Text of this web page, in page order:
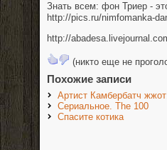
Знать всем: фон Триер -
http://pics.ru/nimfomanka-
http://
(никто еще не
Похожие записи
Артист Камбербатч
Сериальное. The 100
Спасите котика